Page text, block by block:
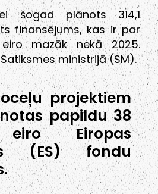
šogad plānots 314,1
finansējums, kas ir par
mazāk nekā 2025.
ministrijā (SM).
projektiem
papildu 38
Eiropas
(ES) fondu